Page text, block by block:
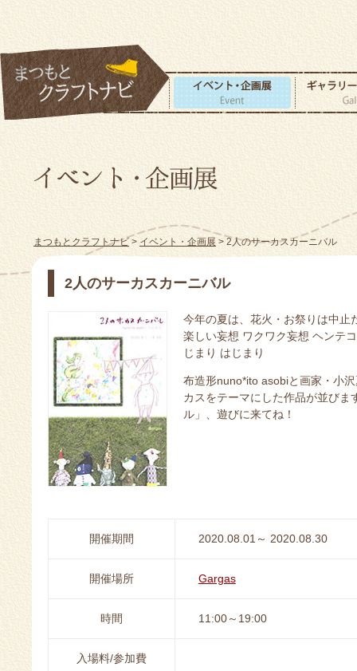
まつもとクラフトナビ>イベント・企画展> 2人のサーカスカーニバル
2人のサーカスカーニバル
今年の夏は、花火・お祭りは中止
楽しい妄想 ワクワク妄想 ヘンテ
じまり はじまり
布造形nuno*ito asobiと画家・小
カスをテーマにした作品が並び
ル」、遊びに来てね！
開催期間 2020.08.01～ 2020.08.30
開催場所 Gargas
時間 11:00～19:00
入場料/参加費